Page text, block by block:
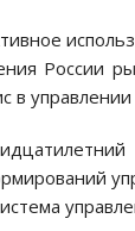
России
в